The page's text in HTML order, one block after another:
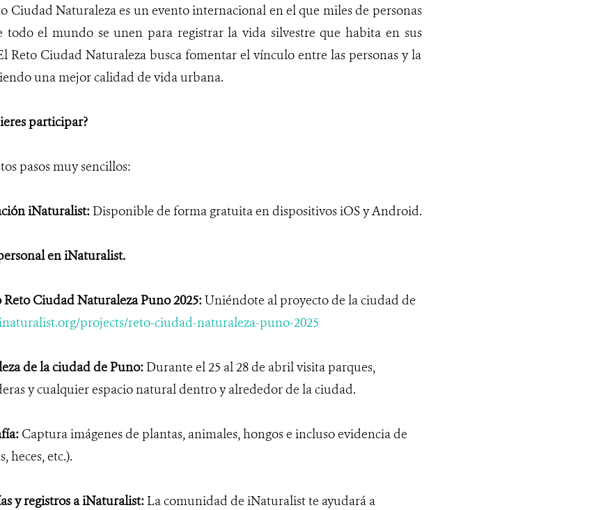
Ciudad Naturaleza es un evento internacional en el que miles de personas
todo el mundo se unen para registrar la vida silvestre que habita en sus
Reto Ciudad Naturaleza busca fomentar el vínculo entre las personas y la
una mejor calidad de vida urbana.
participar?
pasos muy sencillos:
iNaturalist:Disponible de forma gratuita en dispositivos iOS y Android.
en iNaturalist.
Ciudad Naturaleza Puno 2025:Uniéndote al proyecto de la ciudad de
projects/reto-ciudad-naturaleza-puno-2025
de la ciudad de Puno:Durante el 25 al 28 de abril visita parques,
y cualquier espacio natural dentro y alrededor de la ciudad.
Captura imágenes de plantas, animales, hongos e incluso evidencia de
heces, etc.).
y registros a iNaturalist:La comunidad de iNaturalist te ayudará a